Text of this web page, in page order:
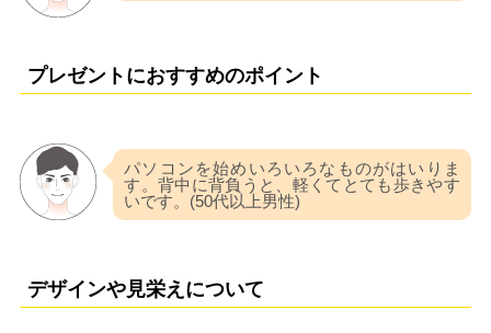
プレゼントにおすすめのポイント
パソコンを始めいろいろなものがはいりま
す。背中に背負うと、軽くてとても歩きやす
いです。(50代以上男性)
デザインや見栄えについて